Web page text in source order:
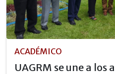
ACADÉMICO
UAGRM se une a los